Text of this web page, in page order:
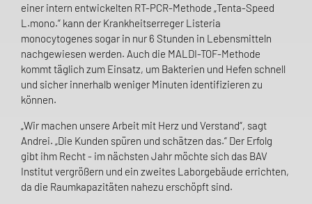
einer intern entwickelten RT-PCR-Methode „Tenta-Speed
L.mono.“ kann der Krankheitserreger Listeria
monocytogenes sogar in nur 6 Stunden in Lebensmitteln
nachgewiesen werden. Auch die MALDI-TOF-Methode
kommt täglich zum Einsatz, um Bakterien und Hefen schnell
und sicher innerhalb weniger Minuten identifizieren zu
können.
„Wir machen unsere Arbeit mit Herz und Verstand“, sagt
Andrei. „Die Kunden spüren und schätzen das.“ Der Erfolg
gibt ihm Recht - im nächsten Jahr möchte sich das BAV
Institut vergrößern und ein zweites Laborgebäude errichten,
da die Raumkapazitäten nahezu erschöpft sind.